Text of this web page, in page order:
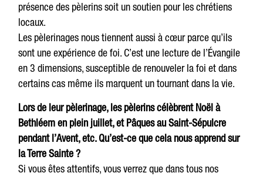
présence des pèlerins soit un soutien pour les chrétiens
locaux.
Les pèlerinages nous tiennent aussi à cœur parce qu’ils
sont une expérience de foi. C’est une lecture de l’Évangile
en 3 dimensions, susceptible de renouveler la foi et dans
certains cas même ils marquent un tournant dans la vie.
Lors de leur pèlerinage, les pèlerins célèbrent Noël à
Bethléem en plein juillet, et Pâques au Saint-Sépulcre
pendant l’Avent, etc. Qu’est-ce que cela nous apprend sur
la Terre Sainte ?
Si vous êtes attentifs, vous verrez que dans tous nos